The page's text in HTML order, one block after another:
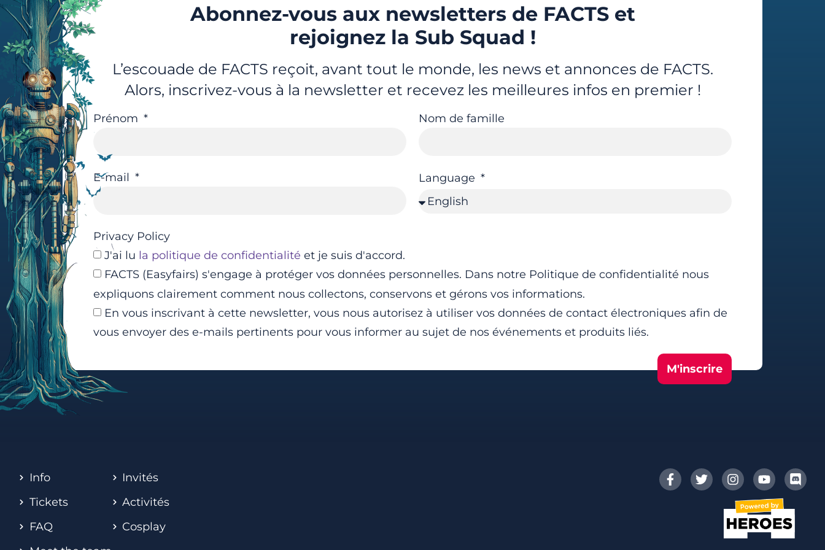
Abonnez-vous aux newsletters de FACTS et
rejoignez la Sub Squad !
L’escouade de FACTS reçoit, avant tout le monde, les news et annonces de FACTS.
Alors, inscrivez-vous à la newsletter et recevez les meilleures infos en premier !
Prénom Nom de famille
E-mail Language
Privacy Policy
J'ai lu la politique de confidentialité et je suis d'accord.
FACTS (Easyfairs) s'engage à protéger vos données personnelles. Dans notre Politique de confidentialité nous
expliquons clairement comment nous collectons, conservons et gérons vos informations.
En vous inscrivant à cette newsletter, vous nous autorisez à utiliser vos données de contact électroniques afin de
vous envoyer des e-mails pertinents pour vous informer au sujet de nos événements et produits liés.
M'inscrire
Info
Tickets
FAQ
Invités
Activités
Cosplay